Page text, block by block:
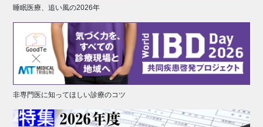
睡眠医療、追い風の2026年
非専門医に知ってほしい診療のコツ